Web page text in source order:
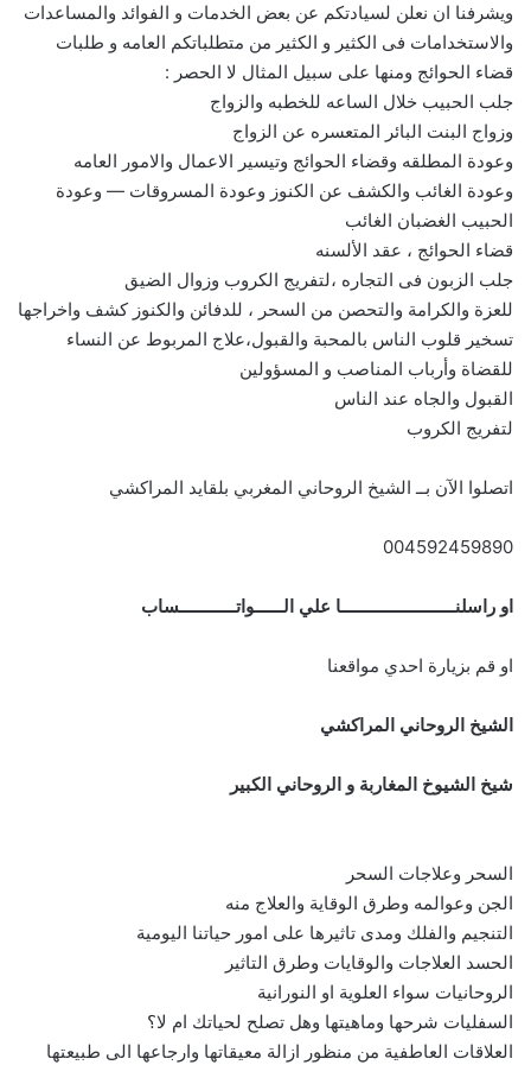
ويشرفنا ان نعلن لسيادتكم عن بعض الخدمات و الفوائد والمساعدات
والاستخدامات فى الكثير و الكثير من متطلباتكم العامه و طلبات
قضاء الحوائج ومنها على سبيل المثال لا الحصر :
جلب الحبيب خلال الساعه للخطبه والزواج
وزواج البنت البائر المتعسره عن الزواج
وعودة المطلقه وقضاء الحوائج وتيسير الاعمال والامور العامه
وعودة الغائب والكشف عن الكنوز وعودة المسروقات — وعودة
الحبيب الغضبان الغائب
قضاء الحوائج ، عقد الألسنه
جلب الزبون فى التجاره ،لتفريج الكروب وزوال الضيق
للعزة والكرامة والتحصن من السحر ، للدفائن والكنوز كشف واخراجها
تسخير قلوب الناس بالمحبة والقبول،علاج المربوط عن النساء
للقضاة وأرباب المناصب و المسؤولين
القبول والجاه عند الناس
لتفريج الكروب
اتصلوا الآن بــ الشيخ الروحاني المغربي بلقايد المراكشي
004592459890
او راسلنــــــــــــــــــــــــا علي الــــــواتــــــــــــساب
او قم بزيارة احدي مواقعنا
الشيخ الروحاني المراكشي
شيخ الشيوخ المغاربة و الروحاني الكبير
السحر وعلاجات السحر
الجن وعوالمه وطرق الوقاية والعلاج منه
التنجيم والفلك ومدى تاثيرها على امور حياتنا اليومية
الحسد العلاجات والوقايات وطرق التاثير
الروحانيات سواء العلوية او النورانية
السفليات شرحها وماهيتها وهل تصلح لحياتك ام لا؟
العلاقات العاطفية من منظور ازالة معيقاتها وارجاعها الى طبيعتها